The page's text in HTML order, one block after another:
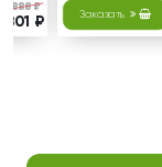
2 888 ₽
801 ₽
Заказать